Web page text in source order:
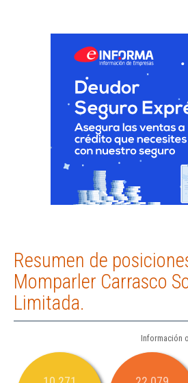
Resumen de
Momparler Carrasco
Limitada.
Información